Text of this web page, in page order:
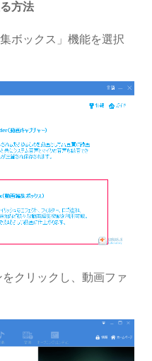
方法
ボックス」機能を選択
クリックし、動画ファ